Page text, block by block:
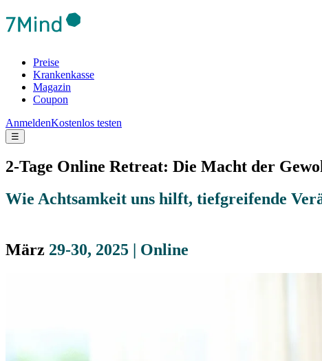
Preise
Krankenkasse
Magazin
Coupon
AnmeldenKostenlos testen
☰
2-Tage Online Retreat: Die Macht der
Wie Achtsamkeit uns hilft, tiefgreifende
März 29-30, 2025 | Online